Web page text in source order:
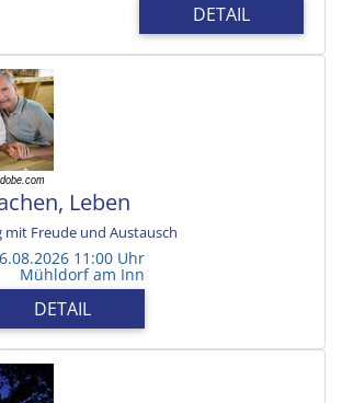
DETAIL
Leben
mit Freude und Austausch
11:00 Uhr
Mühldorf am Inn
DETAIL